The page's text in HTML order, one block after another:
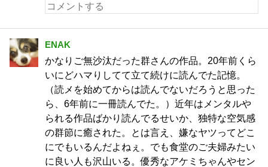
ENAK
かなりご無沙汰だった群さんの作品。20年前くら
いにどハマりしてて立て続けに読んでた記憶。
（読メを始めてからは読んでないだろうと思った
ら、6年前に一冊読んでた。）近年はメンタルや
られる作品ばかり読んでるせいか、独特な空気感
の群節に癒された。とは言え、嫌なヤツってどこ
にでもいるんだよねぇ。でも食堂のご夫婦みたい
に良い人も沢山いる。優秀なアケミちゃんやセン